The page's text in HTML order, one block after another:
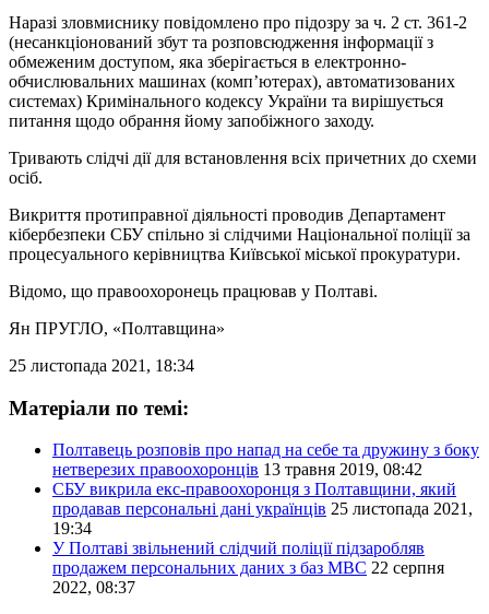
Наразі зловмиснику повідомлено про підозру за ч. 2 ст. 361-2
(несанкціонований збут та розповсюдження інформації з
обмеженим доступом, яка зберігається в електронно-
обчислювальних машинах (комп’ютерах), автоматизованих
системах) Кримінального кодексу України та вирішується
питання щодо обрання йому запобіжного заходу.
Тривають слідчі дії для встановлення всіх причетних до схеми
осіб.
Викриття протиправної діяльності проводив Департамент
кібербезпеки СБУ спільно зі слідчими Національної поліції за
процесуального керівництва Київської міської прокуратури.
Відомо, що правоохоронець працював у Полтаві.
Ян ПРУГЛО, «Полтавщина»
25 листопада 2021, 18:34
Матеріали по темі:
Полтавець розповів про напад на себе та дружину з боку
нетверезих правоохоронців 13 травня 2019, 08:42
СБУ викрила екс-правоохоронця з Полтавщини, який
продавав персональні дані українців 25 листопада 2021,
19:34
У Полтаві звільнений слідчий поліції підзаробляв
продажем персональних даних з баз МВС 22 серпня
2022, 08:37